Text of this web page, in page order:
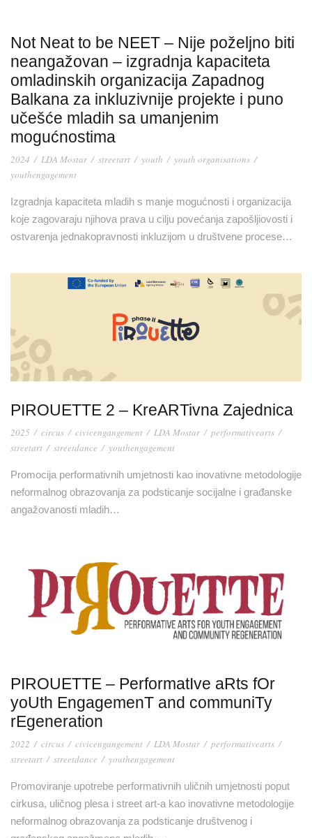
Not Neat to be NEET – Nije poželjno biti
neangažovan – izgradnja kapaciteta
omladinskih organizacija Zapadnog
Balkana za inkluzivnije projekte i puno
učešće mladih sa umanjenim
mogućnostima
2024 / LDA Mostar / streetart / youth / youth organisations /
youthengagement
Izgradnja kapaciteta mladih s manje mogućnosti i organizacija
koje zagovaraju njihova prava u cilju povećanja zapošljiovosti i
ostvarenja jednakopravnosti inkluzijom u društvene procese…
PIROUETTE 2 – KreARTivna Zajednica
2025 / circus / civicengangement / LDA Mostar / performativearts /
streetart / streetdance / youthengagement
Promocija performativnih umjetnosti kao inovativne metodologije
neformalnog obrazovanja za podsticanje socijalne i građanske
angažovanosti mladih…
PIROUETTE – PerformatIve aRts fOr
yoUth EngagemenT and communiTy
rEgeneration
2022 / circus / civicengangement / LDA Mostar / performativearts /
streetart / streetdance / youthengagement
Promoviranje upotrebe performativnih uličnih umjetnosti poput
cirkusa, uličnog plesa i street art-a kao inovativne metodologije
neformalnog obrazovanja za podsticanje društvenog i